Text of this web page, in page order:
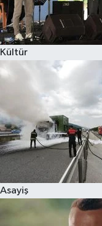
Kültür
Asayiş
Spor
Eğitim
Hava Durumu
Kadın
Kim kimdir?